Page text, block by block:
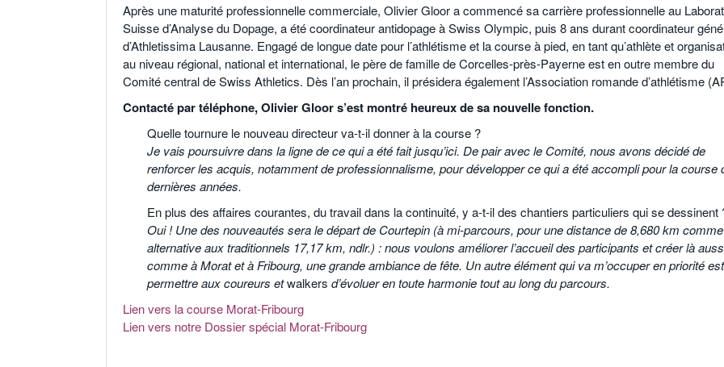
Après une maturité professionnelle commerciale, Olivier Gloor a commencé sa carrière professionnelle au
Suisse d’Analyse du Dopage, a été coordinateur antidopage à Swiss Olympic, puis 8 ans durant coordinateur
d’Athletissima Lausanne. Engagé de longue date pour l’athlétisme et la course à pied, en tant qu’athlète et
au niveau régional, national et international, le père de famille de Corcelles-près-Payerne est en outre membre du
Comité central de Swiss Athletics. Dès l’an prochain, il présidera également l’Association romande d’athlétisme
Contacté par téléphone, Olivier Gloor s’est montré heureux de sa nouvelle fonction.
Quelle tournure le nouveau directeur va-t-il donner à la course ?
Je vais poursuivre dans la ligne de ce qui a été fait jusqu’ici. De pair avec le Comité, nous avons décidé de
renforcer les acquis, notamment de professionnalisme, pour développer ce qui a été accompli pour la course
dernières années.
En plus des affaires courantes, du travail dans la continuité, y a-t-il des chantiers particuliers qui se dessinent
Oui ! Une des nouveautés sera le départ de Courtepin (à mi-parcours, pour une distance de 8,680 km comme
alternative aux traditionnels 17,17 km, ndlr.) : nous voulons améliorer l’accueil des participants et créer là
comme à Morat et à Fribourg, une grande ambiance de fête. Un autre élément qui va m’occuper en priorité
permettre aux coureurs etwalkers d’évoluer en toute harmonie tout au long du parcours.
Lien vers la course Morat-Fribourg
Lien vers notre Dossier spécial Morat-Fribourg